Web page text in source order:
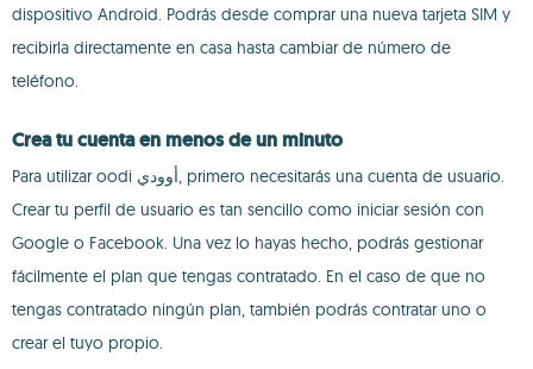
dispositivo Android. Podrás desde comprar una nueva tarjeta SIM y
recibirla directamente en casa hasta cambiar de número de
teléfono.
Crea tu cuenta en menos de un minuto
Para utilizar oodi أوودي, primero necesitarás una cuenta de usuario.
Crear tu perfil de usuario es tan sencillo como iniciar sesión con
Google o Facebook. Una vez lo hayas hecho, podrás gestionar
fácilmente el plan que tengas contratado. En el caso de que no
tengas contratado ningún plan, también podrás contratar uno o
crear el tuyo propio.